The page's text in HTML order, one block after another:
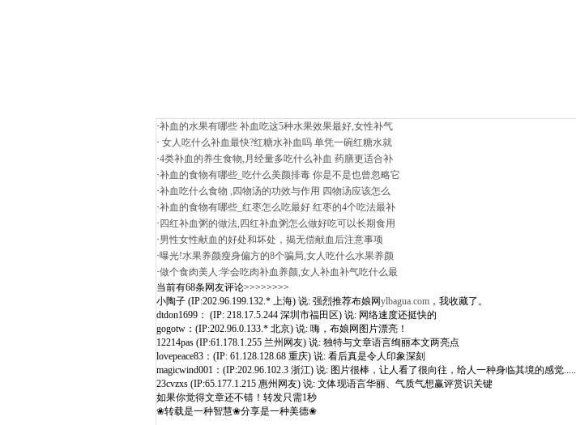
·补血的水果有哪些 补血吃这5种水果效果最好,女性补气
· 女人吃什么补血最快?红糖水补血吗 单凭一碗红糖水就
·4类补血的养生食物,月经量多吃什么补血 药膳更适合补
·补血的食物有哪些_吃什么美颜排毒 你是不是也曾忽略它
·补血吃什么食物 ,四物汤的功效与作用 四物汤应该怎么
·补血的食物有哪些_红枣怎么吃最好 红枣的4个吃法最补
· 四红补血粥的做法,四红补血粥怎么做好吃可以长期食用
·男性女性献血的好处和坏处，揭无偿献血后注意事项
·曝光!水果养颜瘦身偏方的8个骗局,女人吃什么水果养颜
·做个食肉美人:学会吃肉补血养颜,女人补血补气吃什么最
当前有68条网友评论>>>>>>>>
小陶子 (IP:202.96.199.132.* 上海) 说: 强烈推荐布娘网ylbagua.com ，我收藏了。
dtdon1699： (IP: 218.17.5.244 深圳市福田区) 说: 网络速度还挺快的
gogotw：(IP:202.96.0.133.* 北京) 说: 嗨，布娘网图片漂亮！
12214pas (IP:61.178.1.255 兰州网友) 说: 独特与文章语言绚丽本文两亮点
lovepeace83：(IP: 61.128.128.68 重庆) 说: 看后真是令人印象深刻
magicwind001：(IP:202.96.102.3 浙江) 说: 图片很棒，让人看了很向往，给人一种身临其境的感觉.....
23cvzxs (IP:65.177.1.215 惠州网友) 说: 文体现语言华丽、气质气想赢评赏识关键
如果你觉得文章还不错！转发只需1秒
❀转载是一种智慧❀分享是一种美德❀